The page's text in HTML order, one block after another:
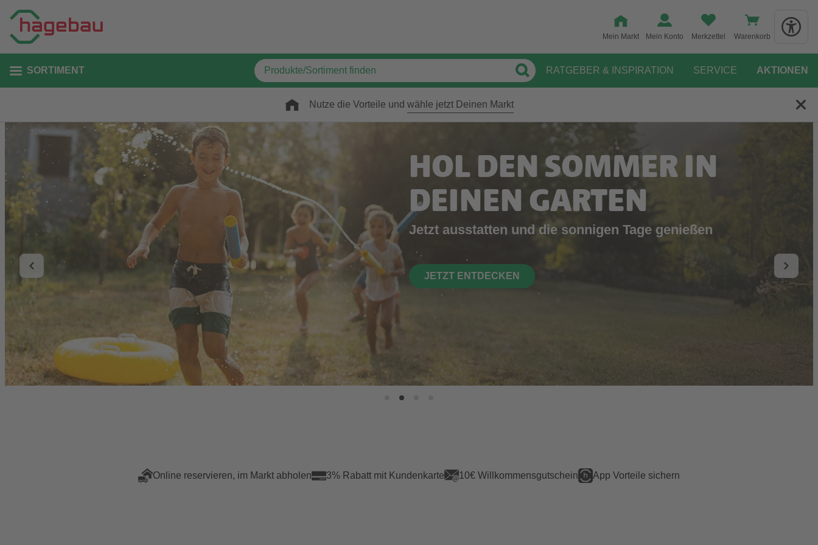
Mein Markt Mein Konto Merkzettel Warenkorb
SORTIMENT RATGEBER & INSPIRATION SERVICE AKTIONEN
Nutze die Vorteile und wähle jetzt Deinen Markt
HOL DEN SOMMER IN
DEINEN GARTEN
Jetzt ausstatten und die sonnigen Tage genießen
JETZT ENTDECKEN
Online reservieren, im Markt abholen 3% Rabatt mit Kundenkarte 10€ Willkommensgutschein App Vorteile sichern